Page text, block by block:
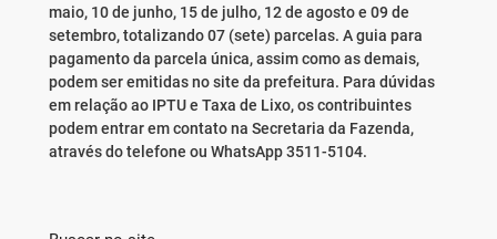
maio, 10 de junho, 15 de julho, 12 de agosto e 09 de
setembro, totalizando 07 (sete) parcelas. A guia para
pagamento da parcela única, assim como as demais,
podem ser emitidas no site da prefeitura. Para dúvidas
em relação ao IPTU e Taxa de Lixo, os contribuintes
podem entrar em contato na Secretaria da Fazenda,
através do telefone ou WhatsApp 3511-5104.